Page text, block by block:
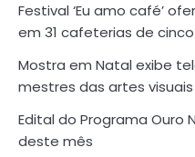
Festival ‘Eu amo café’
em 31 cafeterias de
Mostra em Natal exibe
mestres das artes visuais
Edital do Programa Ouro
deste mês